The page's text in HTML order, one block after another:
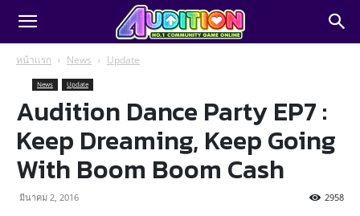
หน้าแรก News Update
News Update
Audition Dance Party EP7 :
Keep Dreaming, Keep Going
With Boom Boom Cash
มีนาคม 2, 2016 2958